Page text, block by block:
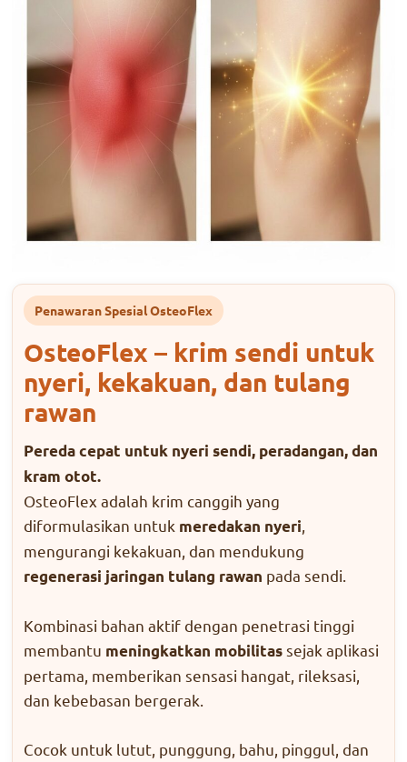
Penawaran Spesial OsteoFlex
OsteoFlex – krim sendi untuk
nyeri, kekakuan, dan tulang
rawan
Pereda cepat untuk nyeri sendi, peradangan, dan
kram otot.
OsteoFlex adalah krim canggih yang
diformulasikan untuk meredakan nyeri
mengurangi kekakuan, dan mendukung
regenerasi jaringan tulang rawan pada sendi.
Kombinasi bahan aktif dengan penetrasi tinggi
membantu meningkatkan mobilitassejak aplikasi
pertama, memberikan sensasi hangat, rileksasi,
dan kebebasan bergerak.
Cocok untuk lutut, punggung, bahu, pinggul, dan